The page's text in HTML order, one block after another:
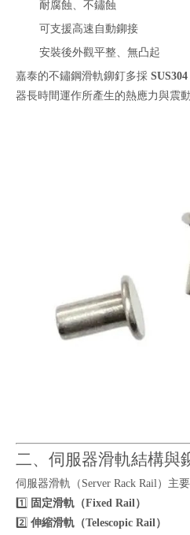
耐腐蝕、不鏽蝕
可支援高速自動鉚接
安裝後外觀平整、無凸起
嘉泰的不鏽鋼滑軌鉚釘多採
器長時間運作所產生的熱應力與震
二、伺服器滑軌結構與
伺服器滑軌（Server Rack Rail）主要
1️⃣ 固定滑軌（Fixed Rail）
2️⃣ 伸縮滑軌（Telescopic Rail）